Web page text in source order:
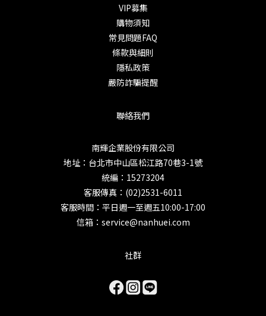
VIP募集
購物須知
常見問題FAQ
條款與細則
隱私政策
嚴防詐騙提醒
聯絡我們
南輝企業股份有限公司
地址：台北市中山區松江路70巷3-1號
統編：15273204
客服傳真：(02)2531-6011
客服時間：平日週一至週五10:00-17:00
信箱：service@nanhuei.com
社群